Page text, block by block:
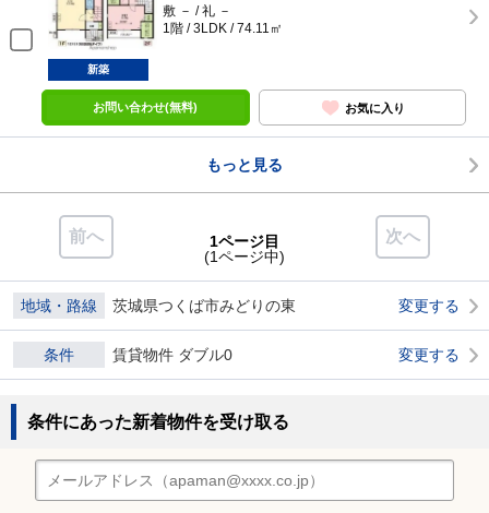
敷 － / 礼 －
1階 / 3LDK / 74.11㎡
新築
お問い合わせ(無料) お気に入り
もっと見る
前へ 次へ
1ページ目
(1ページ中)
地域・路線 茨城県つくば市みどりの東 変更する
条件 賃貸物件 ダブル0 変更する
条件にあった新着物件を受け取る